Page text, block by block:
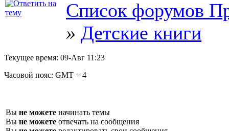
Список форумов
» Детские книги
Текущее время: 09-Авг 11:23
Часовой пояс: GMT + 4
Вы не можете начинать темы
Вы не можете отвечать на сообщения